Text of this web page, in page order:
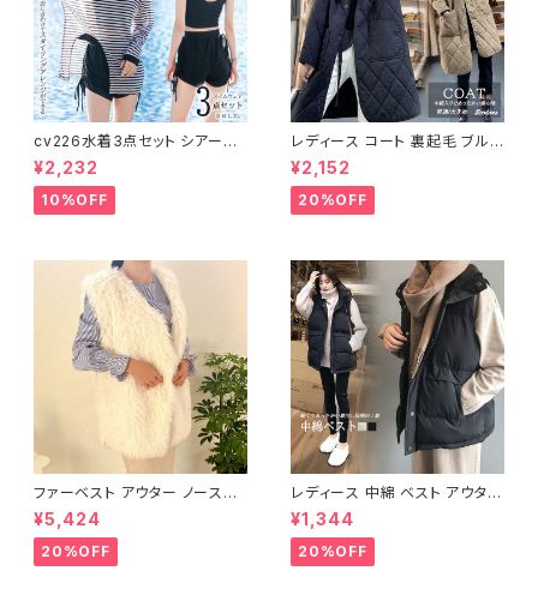
cv226水着3点セット シアート
ップス ラッシュガード 長袖 日焼
け防止 体型カバー
¥2,232
10%OFF
レディース コート 裏起毛 ブルゾ
ン ジャンパー ジャケット キルテ
ィング 中綿
¥2,152
20%OFF
ファーベスト アウター ノースリ
ーブ ショート ベスト 防寒 厚手
ふわふわ ジレ 重ね着
¥5,424
20%OFF
レディース 中綿 ベスト アウター
ノースリーブ ショートベスト 防
寒 軽量 キルティング
¥1,344
20%OFF